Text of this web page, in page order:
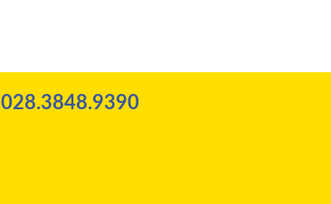
028.3848.9390